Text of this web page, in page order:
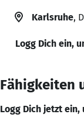
Karlsruhe,
Logg Dich ein,
Fähigkeiten
Logg Dich jetzt ein,